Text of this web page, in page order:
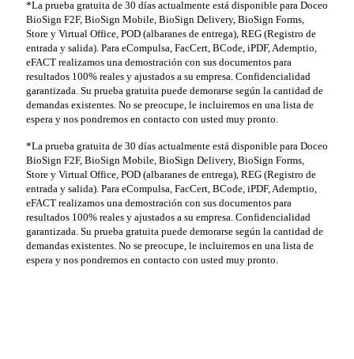
*La prueba gratuita de 30 días actualmente está disponible para Doceo
BioSign F2F, BioSign Mobile, BioSign Delivery, BioSign Forms,
Store y Virtual Office, POD (albaranes de entrega), REG (Registro de
entrada y salida). Para eCompulsa, FacCert, BCode, iPDF, Ademptio,
eFACT realizamos una demostración con sus documentos para
resultados 100% reales y ajustados a su empresa. Confidencialidad
garantizada. Su prueba gratuita puede demorarse según la cantidad de
demandas existentes. No se preocupe, le incluiremos en una lista de
espera y nos pondremos en contacto con usted muy pronto.
*La prueba gratuita de 30 días actualmente está disponible para Doceo
BioSign F2F, BioSign Mobile, BioSign Delivery, BioSign Forms,
Store y Virtual Office, POD (albaranes de entrega), REG (Registro de
entrada y salida). Para eCompulsa, FacCert, BCode, iPDF, Ademptio,
eFACT realizamos una demostración con sus documentos para
resultados 100% reales y ajustados a su empresa. Confidencialidad
garantizada. Su prueba gratuita puede demorarse según la cantidad de
demandas existentes. No se preocupe, le incluiremos en una lista de
espera y nos pondremos en contacto con usted muy pronto.